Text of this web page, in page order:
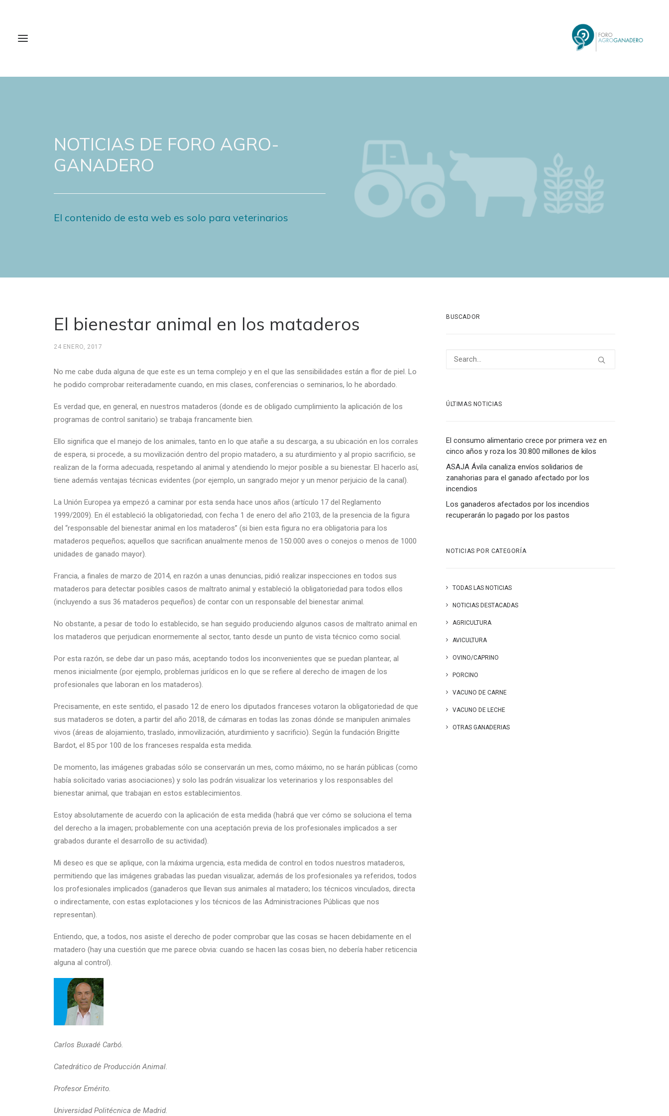
NOTICIAS DE FORO AGRO-
GANADERO
El contenido de esta web es solo para veterinarios
El bienestar animal en los mataderos
24 ENERO, 2017
No me cabe duda alguna de que este es un tema complejo y en el que las sensibilidades están a flor de piel. Lo
he podido comprobar reiteradamente cuando, en mis clases, conferencias o seminarios, lo he abordado.
Es verdad que, en general, en nuestros mataderos (donde es de obligado cumplimiento la aplicación de los
programas de control sanitario) se trabaja francamente bien.
Ello significa que el manejo de los animales, tanto en lo que atañe a su descarga, a su ubicación en los corrales
de espera, si procede, a su movilización dentro del propio matadero, a su aturdimiento y al propio sacrificio, se
realizan de la forma adecuada, respetando al animal y atendiendo lo mejor posible a su bienestar. El hacerlo así,
tiene además ventajas técnicas evidentes (por ejemplo, un sangrado mejor y un menor perjuicio de la canal).
La Unión Europea ya empezó a caminar por esta senda hace unos años (artículo 17 del Reglamento
1999/2009). En él estableció la obligatoriedad, con fecha 1 de enero del año 2103, de la presencia de la figura
del “responsable del bienestar animal en los mataderos” (si bien esta figura no era obligatoria para los
mataderos pequeños; aquellos que sacrifican anualmente menos de 150.000 aves o conejos o menos de 1000
unidades de ganado mayor).
Francia, a finales de marzo de 2014, en razón a unas denuncias, pidió realizar inspecciones en todos sus
mataderos para detectar posibles casos de maltrato animal y estableció la obligatoriedad para todos ellos
(incluyendo a sus 36 mataderos pequeños) de contar con un responsable del bienestar animal.
No obstante, a pesar de todo lo establecido, se han seguido produciendo algunos casos de maltrato animal en
los mataderos que perjudican enormemente al sector, tanto desde un punto de vista técnico como social.
Por esta razón, se debe dar un paso más, aceptando todos los inconvenientes que se puedan plantear, al
menos inicialmente (por ejemplo, problemas jurídicos en lo que se refiere al derecho de imagen de los
profesionales que laboran en los mataderos).
Precisamente, en este sentido, el pasado 12 de enero los diputados franceses votaron la obligatoriedad de que
sus mataderos se doten, a partir del año 2018, de cámaras en todas las zonas dónde se manipulen animales
vivos (áreas de alojamiento, traslado, inmovilización, aturdimiento y sacrificio). Según la fundación Brigitte
Bardot, el 85 por 100 de los franceses respalda esta medida.
De momento, las imágenes grabadas sólo se conservarán un mes, como máximo, no se harán públicas (como
había solicitado varias asociaciones) y solo las podrán visualizar los veterinarios y los responsables del
bienestar animal, que trabajan en estos establecimientos.
Estoy absolutamente de acuerdo con la aplicación de esta medida (habrá que ver cómo se soluciona el tema
del derecho a la imagen; probablemente con una aceptación previa de los profesionales implicados a ser
grabados durante el desarrollo de su actividad).
Mi deseo es que se aplique, con la máxima urgencia, esta medida de control en todos nuestros mataderos,
permitiendo que las imágenes grabadas las puedan visualizar, además de los profesionales ya referidos, todos
los profesionales implicados (ganaderos que llevan sus animales al matadero; los técnicos vinculados, directa
o indirectamente, con estas explotaciones y los técnicos de las Administraciones Públicas que nos
representan).
Entiendo, que, a todos, nos asiste el derecho de poder comprobar que las cosas se hacen debidamente en el
matadero (hay una cuestión que me parece obvia: cuando se hacen las cosas bien, no debería haber reticencia
alguna al control).
Carlos Buxadé Carbó.
Catedrático de Producción Animal.
Profesor Emérito.
Universidad Politécnica de Madrid.
BUSCADOR
ÚLTIMAS NOTICIAS
El consumo alimentario crece por primera vez en
cinco años y roza los 30.800 millones de kilos
ASAJA Ávila canaliza envíos solidarios de
zanahorias para el ganado afectado por los
incendios
Los ganaderos afectados por los incendios
recuperarán lo pagado por los pastos
NOTICIAS POR CATEGORÍA
TODAS LAS NOTICIAS
NOTICIAS DESTACADAS
AGRICULTURA
AVICULTURA
OVINO/CAPRINO
PORCINO
VACUNO DE CARNE
VACUNO DE LECHE
OTRAS GANADERIAS